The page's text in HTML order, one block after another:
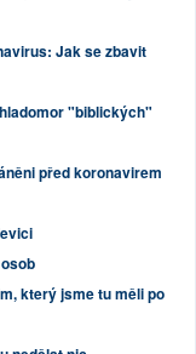
Jak se zbavit
"biblických"
před koronavirem
který jsme tu měli po